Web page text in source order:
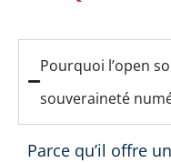
Pourquoi l’open
souveraineté
Parce qu’il offre